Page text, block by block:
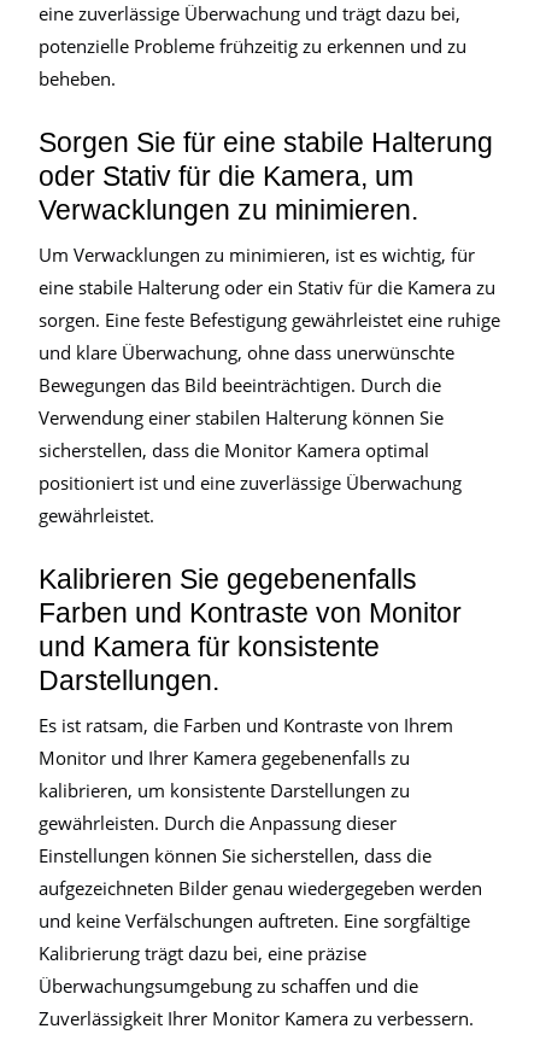
eine zuverlässige Überwachung und trägt dazu bei,
potenzielle Probleme frühzeitig zu erkennen und zu
beheben.
Sorgen Sie für eine stabile Halterung
oder Stativ für die Kamera, um
Verwacklungen zu minimieren.
Um Verwacklungen zu minimieren, ist es wichtig, für
eine stabile Halterung oder ein Stativ für die Kamera zu
sorgen. Eine feste Befestigung gewährleistet eine ruhige
und klare Überwachung, ohne dass unerwünschte
Bewegungen das Bild beeinträchtigen. Durch die
Verwendung einer stabilen Halterung können Sie
sicherstellen, dass die Monitor Kamera optimal
positioniert ist und eine zuverlässige Überwachung
gewährleistet.
Kalibrieren Sie gegebenenfalls
Farben und Kontraste von Monitor
und Kamera für konsistente
Darstellungen.
Es ist ratsam, die Farben und Kontraste von Ihrem
Monitor und Ihrer Kamera gegebenenfalls zu
kalibrieren, um konsistente Darstellungen zu
gewährleisten. Durch die Anpassung dieser
Einstellungen können Sie sicherstellen, dass die
aufgezeichneten Bilder genau wiedergegeben werden
und keine Verfälschungen auftreten. Eine sorgfältige
Kalibrierung trägt dazu bei, eine präzise
Überwachungsumgebung zu schaffen und die
Zuverlässigkeit Ihrer Monitor Kamera zu verbessern.